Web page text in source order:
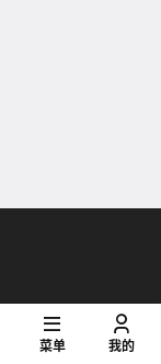
菜单 我的